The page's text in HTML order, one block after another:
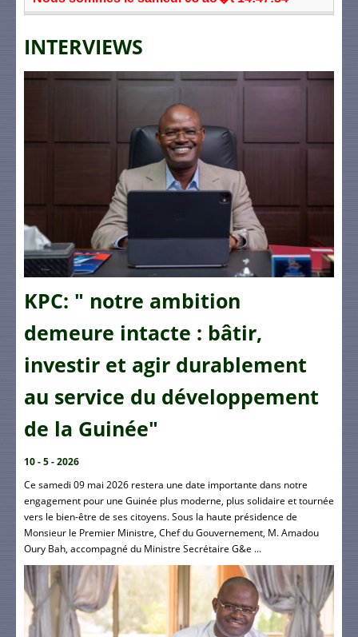
INTERVIEWS
KPC: " notre ambition
demeure intacte : bâtir,
investir et agir durablement
au service du développement
de la Guinée"
10 - 5 - 2026
Ce samedi 09 mai 2026 restera une date importante dans notre
engagement pour une Guinée plus moderne, plus solidaire et tournée
vers le bien-être de ses citoyens. Sous la haute présidence de
Monsieur le Premier Ministre, Chef du Gouvernement, M. Amadou
Oury Bah, accompagné du Ministre Secrétaire G&e ...